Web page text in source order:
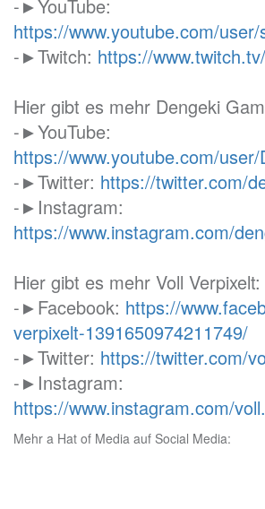
-►YouTube:
https://www.youtube.com/
-►Twitch: https://
Hier gibt es mehr Dengeki
-►YouTube:
https://www.youtube.com/
-►Twitter: https://twitter.com/
-►Instagram:
https://www.instagram.com/
Hier gibt es mehr Voll Verpixelt:
-►Facebook: https://
verpixelt-1391650974211749/
-►Twitter: https://twitter.com/
-►Instagram:
https://www.instagram.com/
Mehr a Hat of Media auf Social Media: